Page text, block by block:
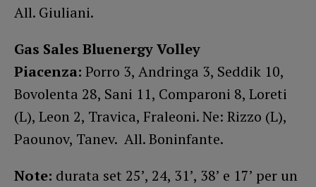
All. Giuliani.
Gas Sales Bluenergy Volley
Piacenza: Porro 3, Andringa 3, Seddik 10,
Bovolenta 28, Sani 11, Comparoni 8, Loreti
(L), Leon 2, Travica, Fraleoni. Ne: Rizzo (L),
Paounov, Tanev. All. Boninfante.
Note: durata set 25’, 24, 31’, 38’ e 17’ per un